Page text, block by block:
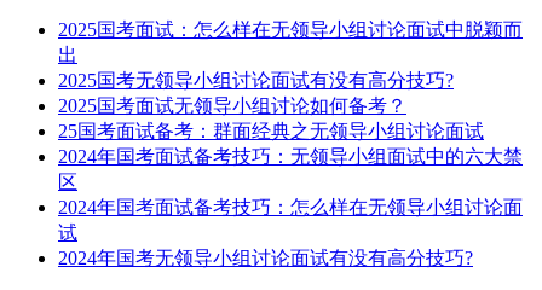
2025国考面试：怎么样在无领导小组讨论面试中脱颖而
出
2025国考无领导小组讨论面试有没有高分技巧?
2025国考面试无领导小组讨论如何备考？
25国考面试备考：群面经典之无领导小组讨论面试
2024年国考面试备考技巧：无领导小组面试中的六大禁
区
2024年国考面试备考技巧：怎么样在无领导小组讨论面
试
2024年国考无领导小组讨论面试有没有高分技巧?